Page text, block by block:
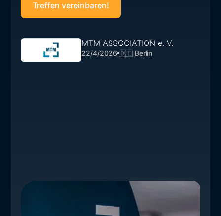
Treffen vereinbaren!
MTM ASSOCIATION e. V.
22/4/2026 🇩🇪 Berlin